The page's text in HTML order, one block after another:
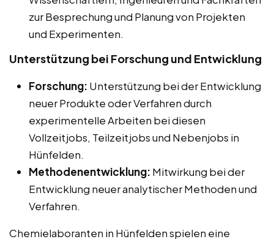
zur Besprechung und Planung von Projekten
und Experimenten.
Unterstützung bei Forschung und Entwicklung
Forschung: Unterstützung bei der Entwicklung
neuer Produkte oder Verfahren durch
experimentelle Arbeiten bei diesen
Vollzeitjobs, Teilzeitjobs und Nebenjobs in
Hünfelden.
Methodenentwicklung: Mitwirkung bei der
Entwicklung neuer analytischer Methoden und
Verfahren.
Chemielaboranten in Hünfelden spielen eine